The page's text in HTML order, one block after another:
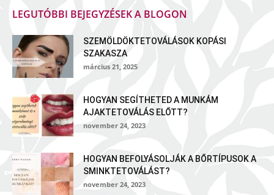
LEGUTÓBBI BEJEGYZÉSEK A BLOGON
SZEMÖLDÖKTETOVÁLÁSOK KOPÁSI
SZAKASZA
március 21, 2025
HOGYAN SEGÍTHETED A MUNKÁM
AJAKTETOVÁLÁS ELŐTT?
november 24, 2023
HOGYAN BEFOLYÁSOLJÁK A BŐRTÍPUSOK A
SMINKTETOVÁLÁST?
november 24, 2023